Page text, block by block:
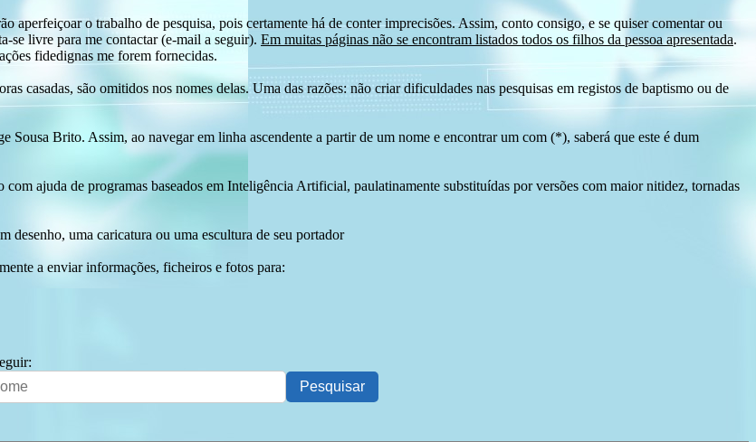
aperfeiçoar o trabalho de pesquisa, pois certamente há de conter imprecisões. Assim, conto consigo, e se quiser comentar ou
se livre para me contactar (e-mail a seguir). Em muitas páginas não se encontram listados todos os filhos da pessoa apresentada.
fidedignas me forem fornecidas.
casadas, são omitidos nos nomes delas. Uma das razões: não criar dificuldades nas pesquisas em registos de baptismo ou de
Sousa Brito. Assim, ao navegar em linha ascendente a partir de um nome e encontrar um com (*), saberá que este é dum
ajuda de programas baseados em Inteligência Artificial, paulatinamente substituídas por versões com maior nitidez, tornadas
uma caricatura ou uma escultura de seu portador
a enviar informações, ficheiros e fotos para: